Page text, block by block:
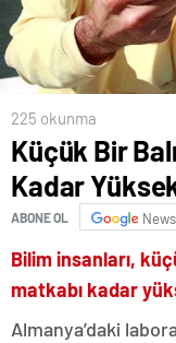
225 okunma
Küçük Bir
Kadar
ABONE OL News
Bilim insanları,
matkabı kadar
Almanya’daki